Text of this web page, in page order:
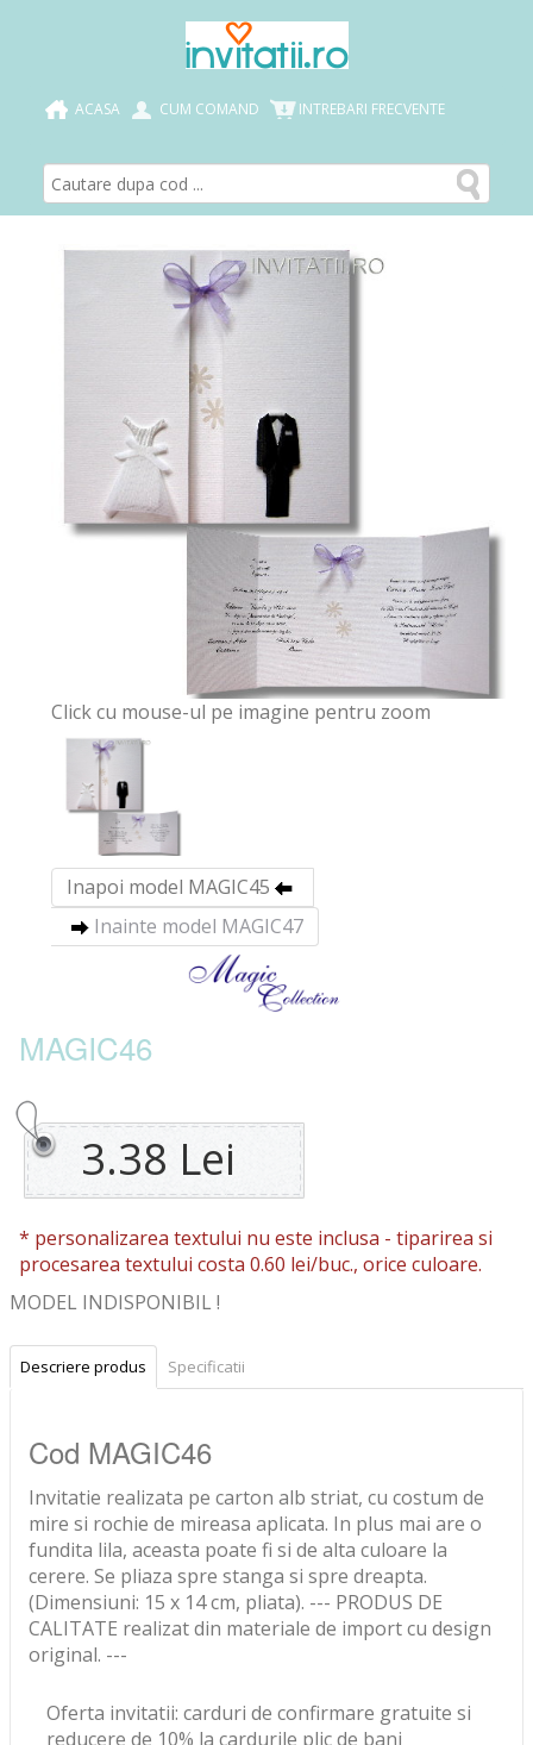
ACASA CUM COMAND INTREBARI FRECVENTE
Click cu mouse-ul pe imagine pentru zoom
Inapoi model MAGIC45
Inainte model MAGIC47
MAGIC46
3.38 Lei
* personalizarea textului nu este inclusa - tiparirea si
procesarea textului costa 0.60 lei/buc., orice culoare.
MODEL INDISPONIBIL !
Descriere produs Specificatii
Cod MAGIC46
Invitatie realizata pe carton alb striat, cu costum de
mire si rochie de mireasa aplicata. In plus mai are o
fundita lila, aceasta poate fi si de alta culoare la
cerere. Se pliaza spre stanga si spre dreapta.
(Dimensiuni: 15 x 14 cm, pliata). --- PRODUS DE
CALITATE realizat din materiale de import cu design
original. ---
Oferta invitatii: carduri de confirmare gratuite si
reducere de 10% la cardurile plic de bani